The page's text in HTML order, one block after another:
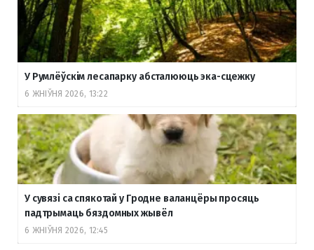
У Румлёўскім лесапарку абсталююць эка-сцежку
6 ЖНІЎНЯ 2026, 13:22
У сувязі са спякотай у Гродне валанцёры просяць
падтрымаць бяздомных жывёл
6 ЖНІЎНЯ 2026, 12:45